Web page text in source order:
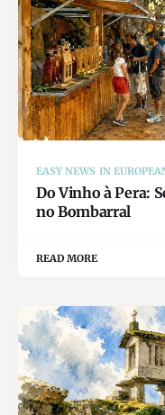
EASY NEWS IN
Do Vinho à Pera:
no Bombarral
READ MORE